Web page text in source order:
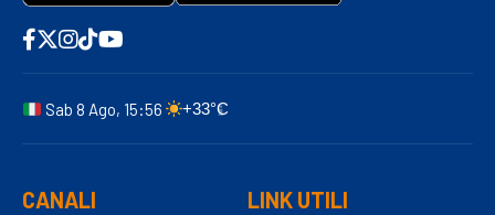
Sab 8 Ago, 15:56 +33°C
CANALI LINK UTILI